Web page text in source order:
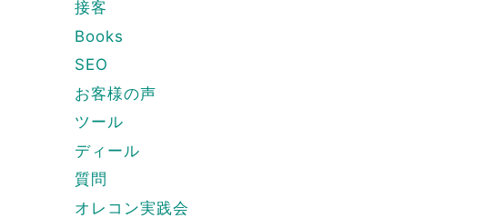
接客
Books
SEO
お客様の声
ツール
ディール
質問
オレコン実践会